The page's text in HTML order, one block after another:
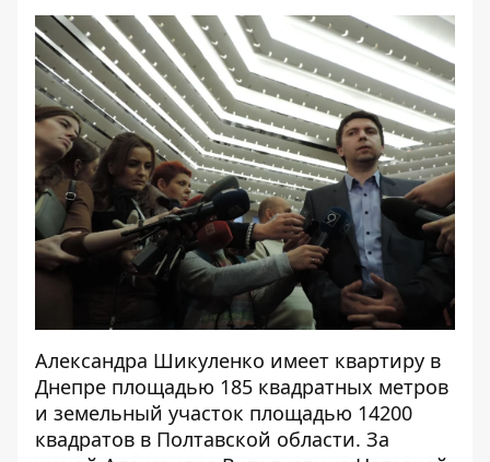
Александра Шикуленко имеет квартиру в
Днепре площадью 185 квадратных метров
и земельный участок площадью 14200
квадратов в Полтавской области. За